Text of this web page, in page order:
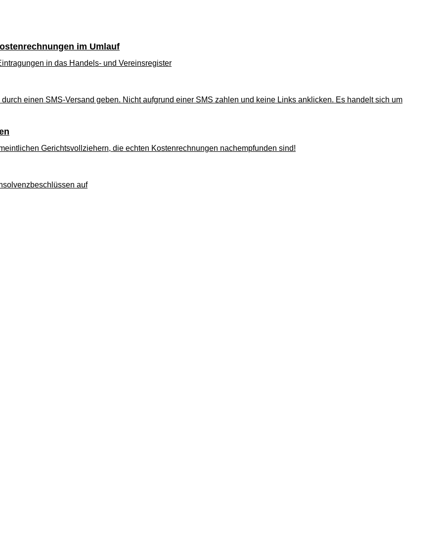
im Umlauf
in das Handels- und Vereinsregister
einen SMS-Versand geben. Nicht aufgrund einer SMS zahlen und keine Links anklicken. Es handelt sich um
Gerichtsvollziehern, die echten Kostenrechnungen nachempfunden sind!
auf